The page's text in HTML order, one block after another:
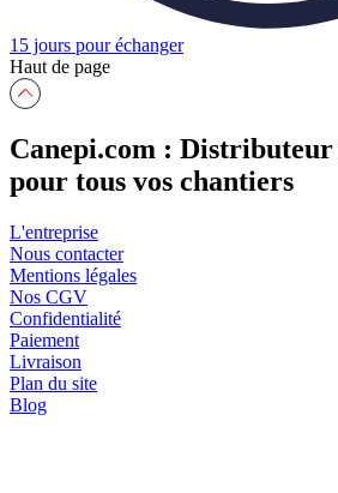
15 jours pour échanger
Haut de page
Canepi.com :
pour tous vos chantiers
L'entreprise
Nous contacter
Mentions légales
Nos CGV
Confidentialité
Paiement
Livraison
Plan du site
Blog